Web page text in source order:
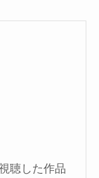
聴した作品